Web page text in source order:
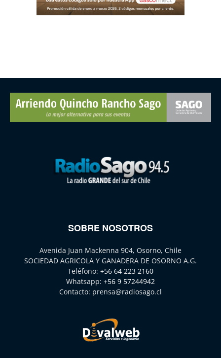
SOBRE NOSOTROS
Avenida Juan Mackenna 904, Osorno, Chile
SOCIEDAD AGRICOLA Y GANADERA DE OSORNO A.G.
Teléfono: +56 64 223 2160
Whatsapp: +56 9 57244942
Contacto: prensa@radiosago.cl